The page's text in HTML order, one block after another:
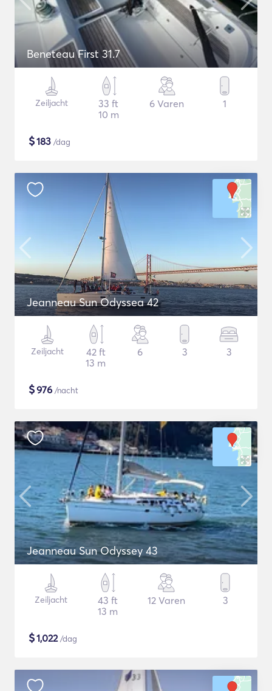
Beneteau First 31.7
Zeiljacht
33 ft
10 m
6 Varen 1
$183 /dag
Jeanneau Sun Odyssea 42
Zeiljacht
42 ft
13 m
6 3 3
$976 /nacht
Jeanneau Sun Odyssey 43
Zeiljacht
43 ft
13 m
12 Varen 3
$1,022/dag